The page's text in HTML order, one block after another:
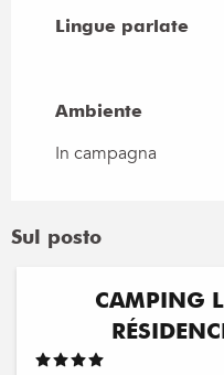
Lingue parlate
Lingue parlate
Ambiente
Ambiente
In campagna
Sul posto
CAMPING